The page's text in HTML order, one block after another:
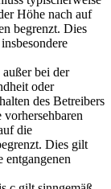
Höhe nach auf
begrenzt. Dies
bei der
oder
des Betreibers
die
Dies gilt
entgangenen